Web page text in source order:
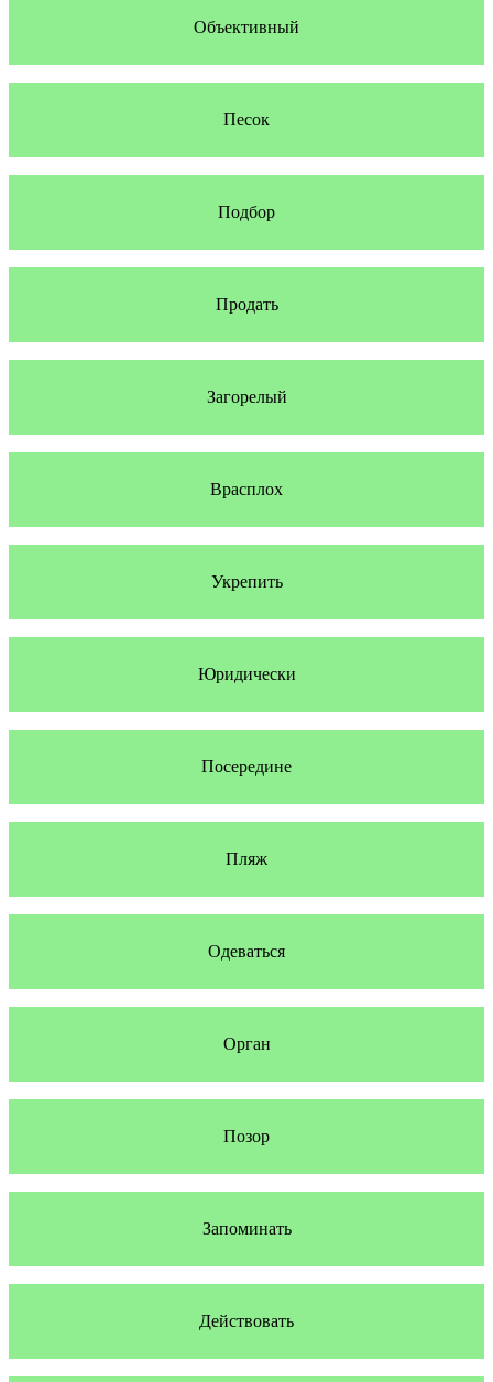
Объективный
Песок
Подбор
Продать
Загорелый
Врасплох
Укрепить
Юридически
Посередине
Пляж
Одеваться
Орган
Позор
Запоминать
Действовать